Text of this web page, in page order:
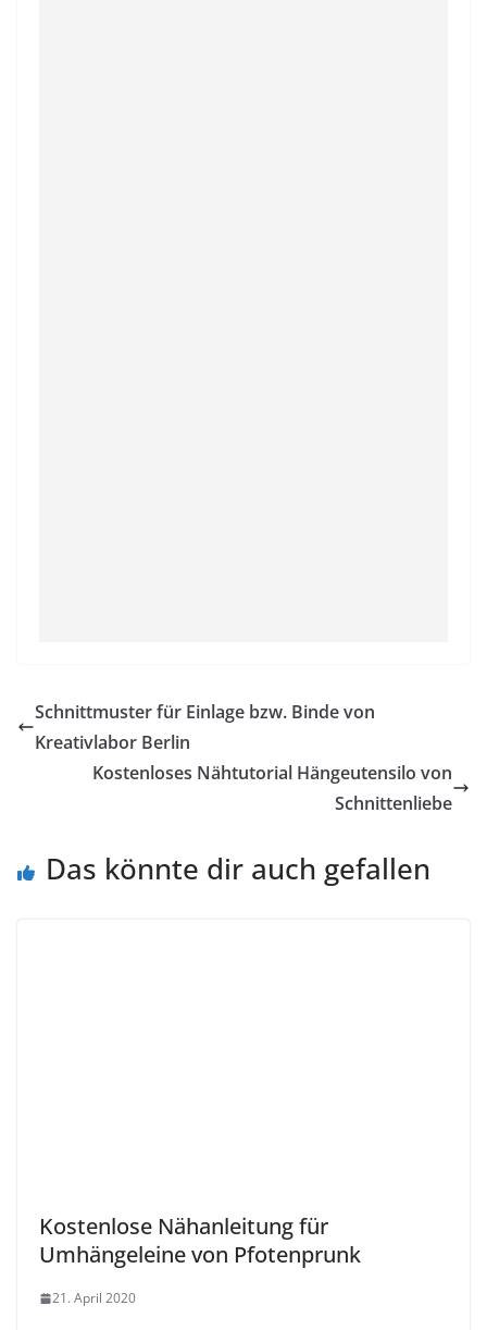
Schnittmuster für Einlage bzw. Binde von
Kreativlabor Berlin
Kostenloses Nähtutorial Hängeutensilo von
Schnittenliebe
Das könnte dir auch gefallen
Kostenlose Nähanleitung für
Umhängeleine von Pfotenprunk
21. April 2020